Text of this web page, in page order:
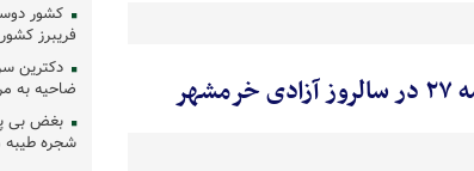
کشور
فریبرز
دکترین
ضاحیه به
بغض بی
شجره طیبه